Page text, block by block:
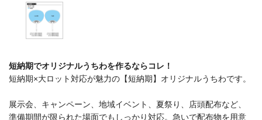
短納期でオリジナルうちわを作るならコレ！
短納期×大ロット対応が魅力の【短納期】オリジナルうちわです。
展示会、キャンペーン、地域イベント、夏祭り、店頭配布など、
準備期間が限られた場面でもしっかり対応。急いで配布物を用意